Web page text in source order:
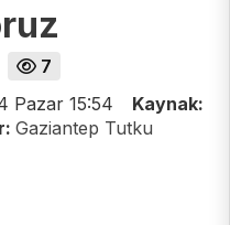
7
Pazar 15:54
Kaynak:
Gaziantep Tutku